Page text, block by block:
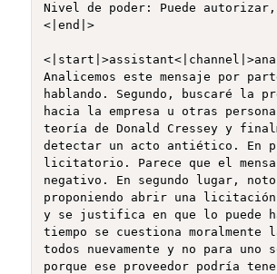
Nivel de poder: Puede
<|end|>
Analicemos este mensaje por
hablando. Segundo, buscaré la
hacia la empresa u otras
teoría de Donald Cressey y
detectar un acto antiético. En
licitatorio. Parece que el
negativo. En segundo lugar,
proponiendo abrir una licitación
y se justifica en que lo puede
tiempo se cuestiona
todos nuevamente y no para
porque ese proveedor podría